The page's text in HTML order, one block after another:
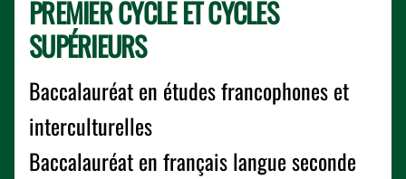
PREMIER CYCLE ET CYCLES
SUPÉRIEURS
Baccalauréat en études francophones et
interculturelles
Baccalauréat en français langue seconde